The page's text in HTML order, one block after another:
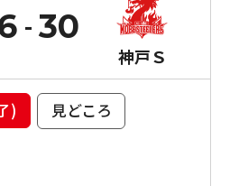
神戸Ｓ
30
)
見どころ